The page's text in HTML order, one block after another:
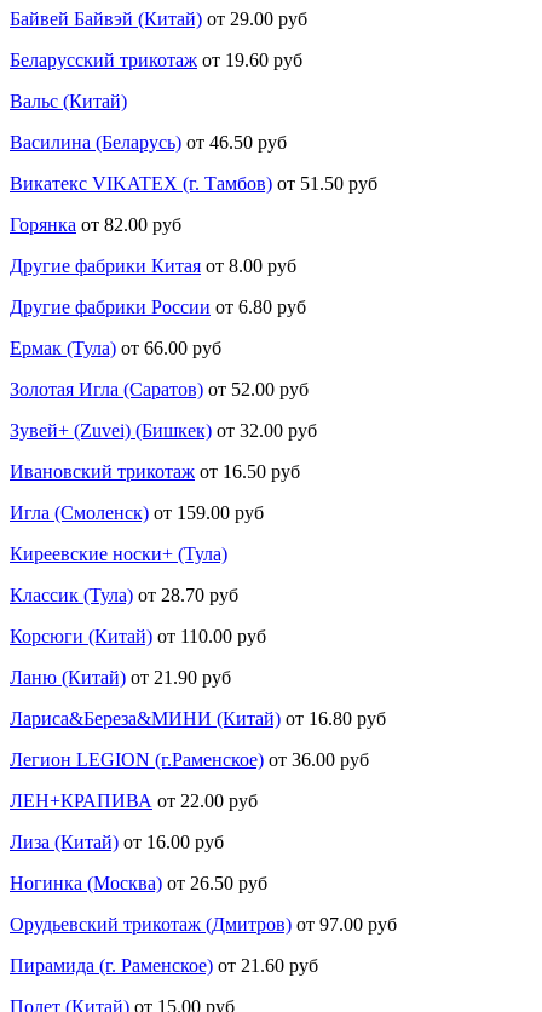
Байвей Байвэй (Китай) от 29.00 руб
Беларусский трикотаж от 19.60 руб
Вальс (Китай)
Василина (Беларусь) от 46.50 руб
Викатекс VIKATEX (г. Тамбов) от 51.50 руб
Горянка от 82.00 руб
Другие фабрики Китая от 8.00 руб
Другие фабрики России от 6.80 руб
Ермак (Тула) от 66.00 руб
Золотая Игла (Саратов) от 52.00 руб
Зувей+ (Zuvei) (Бишкек) от 32.00 руб
Ивановский трикотаж от 16.50 руб
Игла (Смоленск) от 159.00 руб
Киреевские носки+ (Тула)
Классик (Тула) от 28.70 руб
Корсюги (Китай) от 110.00 руб
Ланю (Китай) от 21.90 руб
Лариса&Береза&МИНИ (Китай) от 16.80 руб
Легион LEGION (г.Раменское) от 36.00 руб
ЛЕН+КРАПИВА от 22.00 руб
Лиза (Китай) от 16.00 руб
Ногинка (Москва) от 26.50 руб
Орудьевский трикотаж (Дмитров) от 97.00 руб
Пирамида (г. Раменское) от 21.60 руб
Полет (Китай) от 15.00 руб